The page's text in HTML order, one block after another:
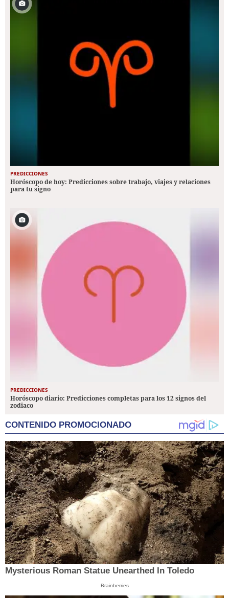
PREDICCIONES
Horóscopo de hoy: Predicciones sobre trabajo, viajes y relaciones
para tu signo
PREDICCIONES
Horóscopo diario: Predicciones completas para los 12 signos del
zodiaco
CONTENIDO PROMOCIONADO
Mysterious Roman Statue Unearthed In Toledo
Brainberries